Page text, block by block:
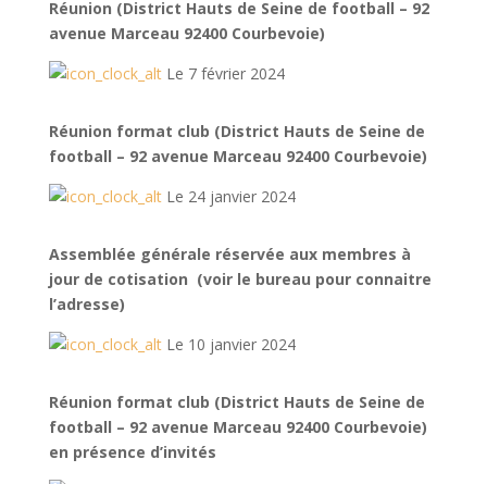
Réunion (District Hauts de Seine de football – 92
avenue Marceau 92400 Courbevoie)
Le 7 février 2024
Réunion format club (District Hauts de Seine de
football – 92 avenue Marceau 92400 Courbevoie)
Le 24 janvier 2024
Assemblée générale réservée aux membres à
jour de cotisation (voir le bureau pour connaitre
l’adresse)
Le 10 janvier 2024
Réunion format club (District Hauts de Seine de
football – 92 avenue Marceau 92400 Courbevoie)
en présence d’invités